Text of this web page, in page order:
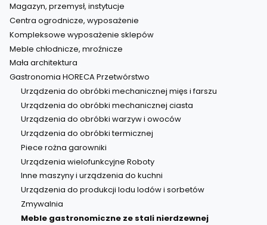
Magazyn, przemysł, instytucje
Centra ogrodnicze, wyposażenie
Kompleksowe wyposażenie sklepów
Meble chłodnicze, mroźnicze
Mała architektura
Gastronomia HORECA Przetwórstwo
Urządzenia do obróbki mechanicznej mięs i farszu
Urządzenia do obróbki mechanicznej ciasta
Urządzenia do obróbki warzyw i owoców
Urządzenia do obróbki termicznej
Piece rożna garowniki
Urządzenia wielofunkcyjne Roboty
Inne maszyny i urządzenia do kuchni
Urządzenia do produkcji lodu lodów i sorbetów
Zmywalnia
Meble gastronomiczne ze stali nierdzewnej